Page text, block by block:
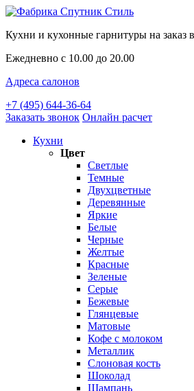
Кухни и кухонные гарнитуры на заказ
Ежедневно с 10.00 до 20.00
Адреса салонов
+7 (495) 644-36-64
Заказать звонок Онлайн расчет
Кухни
Цвет
Светлые
Темные
Двухцветные
Деревянные
Яркие
Белые
Черные
Желтые
Красные
Зеленые
Серые
Бежевые
Глянцевые
Матовые
Кофе с молоком
Металлик
Слоновая кость
Шоколад
Шампань